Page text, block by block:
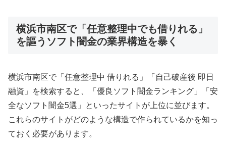
横浜市南区で「任意整理中でも借りれる」
を謳うソフト闇金の業界構造を暴く
横浜市南区で「任意整理中 借りれる」「自己破産後 即日
融資」を検索すると、「優良ソフト闇金ランキング」「安
全なソフト闇金5選」といったサイトが上位に並びます。
これらのサイトがどのような構造で作られているかを知っ
ておく必要があります。